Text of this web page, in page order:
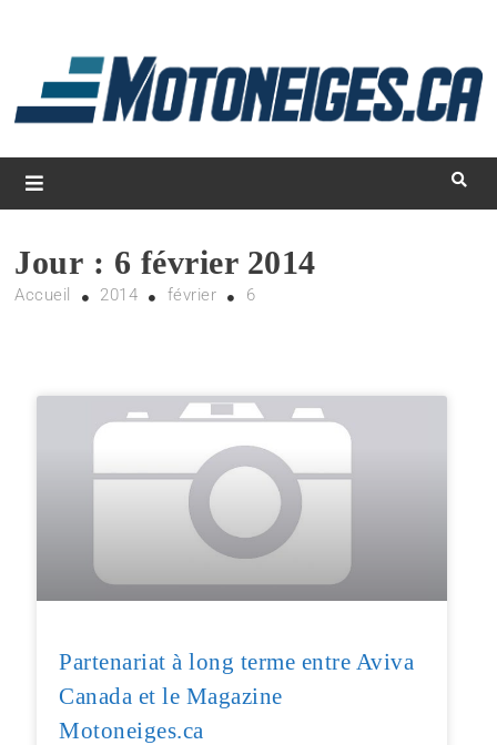
Magazine Motoneiges.ca
Jour : 6 février 2014
Accueil 2014 février 6
Partenariat à long terme entre Aviva
Canada et le Magazine
Motoneiges.ca